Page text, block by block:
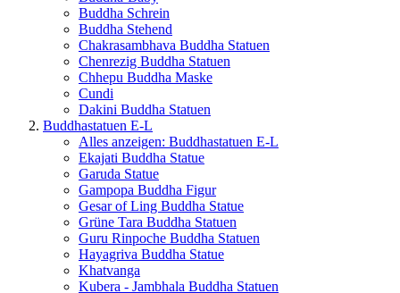
Buddha Schrein
Buddha Stehend
Chakrasambhava Buddha Statuen
Chenrezig Buddha Statuen
Chhepu Buddha Maske
Cundi
Dakini Buddha Statuen
Buddhastatuen E-L
Alles anzeigen: Buddhastatuen E-L
Ekajati Buddha Statue
Garuda Statue
Gampopa Buddha Figur
Gesar of Ling Buddha Statue
Grüne Tara Buddha Statuen
Guru Rinpoche Buddha Statuen
Hayagriva Buddha Statue
Khatvanga
Kubera - Jambhala Buddha Statuen